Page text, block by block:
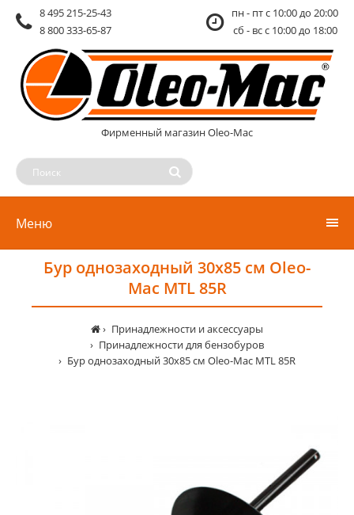
8 495 215-25-43
8 800 333-65-87
пн - пт c 10:00 до 20:00
сб - вс c 10:00 до 18:00
Фирменный магазин Oleo-Mac
Меню
Бур однозаходный 30х85 см Oleo-
Mac MTL 85R
Принадлежности и аксессуары
Принадлежности для бензобуров
Бур однозаходный 30х85 см Oleo-Mac MTL 85R